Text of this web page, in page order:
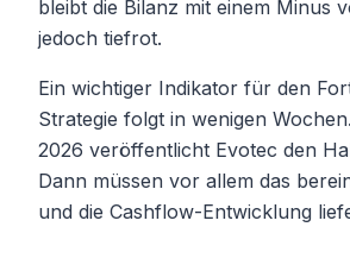
bleibt die Bilanz mit einem Minus
jedoch tiefrot.
Ein wichtiger Indikator für den
Strategie folgt in wenigen
2026 veröffentlicht Evotec den
Dann müssen vor allem das
und die Cashflow-Entwicklung